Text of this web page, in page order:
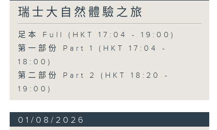
瑞士大自然體驗之旅
足本 Full (HKT 17:04 - 19:00)
第一部份 Part 1 (HKT 17:04 -
18:00)
第二部份 Part 2 (HKT 18:20 -
19:00)
01/08/2026